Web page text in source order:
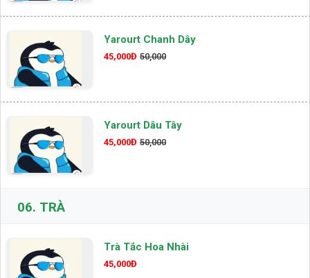
Yarourt Chanh Dây
45,000Đ 50,000
Yarourt Dâu Tây
45,000Đ 50,000
06. TRÀ
Trà Tắc Hoa Nhài
45,000Đ